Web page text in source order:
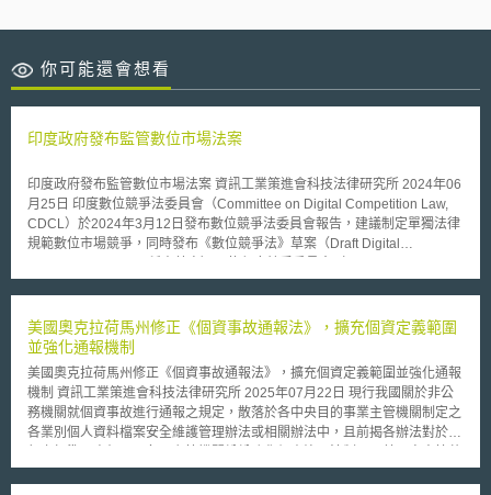
你可能還會想看
印度政府發布監管數位市場法案
印度政府發布監管數位市場法案 資訊工業策進會科技法律研究所 2024年06
月25日 印度數位競爭法委員會（Committee on Digital Competition Law,
CDCL）於2024年3月12日發布數位競爭法委員會報告，建議制定單獨法律
規範數位市場競爭，同時發布《數位競爭法》草案（Draft Digital
Commission of India, CCI，下稱委員會）能夠在反競爭行為發生前介入調
行發布本草案後續發展。 壹、緣起 印度企業事務部（Ministry of Corporate
Affairs, MCA）於2023年2月6日成立數位競爭法委員會，主要由產業商會、
政府機關以及學者組成，目的是檢視現行印度2002年《競爭法》是否足以
解決數位經濟成長衍伸的問題。爾後於2024年3月發布數位競爭法委員會報
告，數位競爭法委員會認為應有新的事前管制補充現行競爭法的事後管制模
式，在動態的數位市場中於必要時進行事前干預，防止反競爭行為發生。
在數位競爭法委員會報告[1]中提出9項反競爭行為態樣，包含反導向（Anti-
tying）、非公開資訊使用（use of non-public data）、掠奪性定價
美國奧克拉荷馬州修正《個資事故通報法》，擴充個資定義範圍
並強化通報機制
美國奧克拉荷馬州修正《個資事故通報法》，擴充個資定義範圍並強化通報
機制 資訊工業策進會科技法律研究所 2025年07月22日 現行我國關於非公
務機關就個資事故進行通報之規定，散落於各中央目的事業主管機關制定之
各業別個人資料檔案安全維護管理辦法或相關辦法中，且前揭各辦法對於通
馬州修正關於個人資料定義、適當防護措施及個資事故通報機制等事項，以